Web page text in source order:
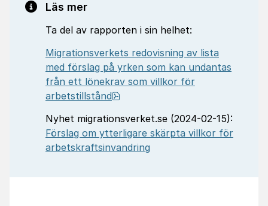
Läs mer
Ta del av rapporten i sin helhet:
Migrationsverkets redovisning av lista
med förslag på yrken som kan undantas
från ett lönekrav som villkor för
arbetstillstånd
Nyhet migrationsverket.se (2024-02-15):
Förslag om ytterligare skärpta villkor för
arbetskraftsinvandring